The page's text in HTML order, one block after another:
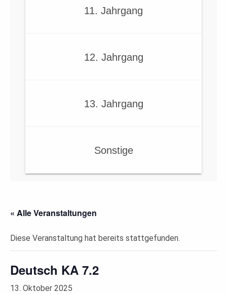
11. Jahrgang
12. Jahrgang
13. Jahrgang
Sonstige
« Alle Veranstaltungen
Diese Veranstaltung hat bereits stattgefunden.
Deutsch KA 7.2
13. Oktober 2025